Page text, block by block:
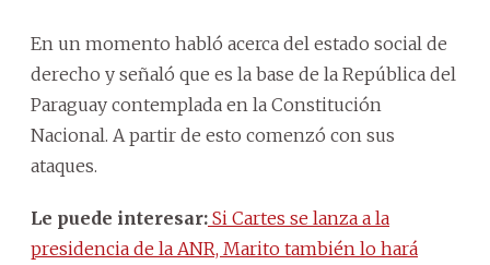
En un momento habló acerca del estado social de
derecho y señaló que es la base de la República del
Paraguay contemplada en la Constitución
Nacional. A partir de esto comenzó con sus
ataques.
Le puede interesar: Si Cartes se lanza a la
presidencia de la ANR, Marito también lo hará